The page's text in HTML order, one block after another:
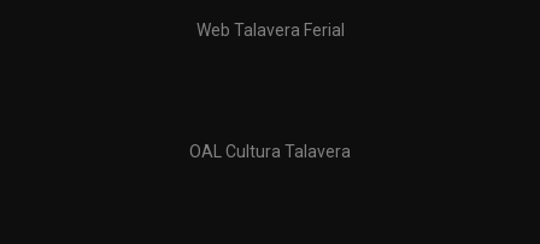
Web Talavera Ferial
OAL Cultura Talavera